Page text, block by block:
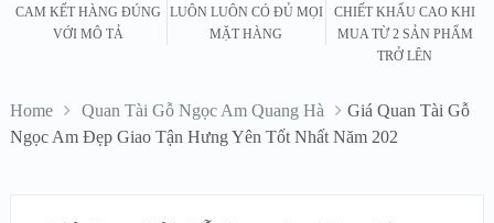
CAM KẾT HÀNG ĐÚNG
VỚI MÔ TẢ
LUÔN LUÔN CÓ ĐỦ MỌI
MẶT HÀNG
CHIẾT KHẤU CAO KHI
MUA TỪ 2 SẢN PHẨM
TRỞ LÊN
Home Quan Tài Gỗ Ngọc Am Quang Hà
Giá Quan Tài Gỗ
Ngọc Am Đẹp Giao Tận Hưng Yên Tốt Nhất Năm 202